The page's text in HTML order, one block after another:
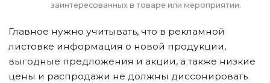
заинтересованных в товаре или мероприятии.
Главное нужно учитывать, что в рекламной
листовке информация о новой продукции,
выгодные предложения и акции, а также низкие
цены и распродажи не должны диссонировать